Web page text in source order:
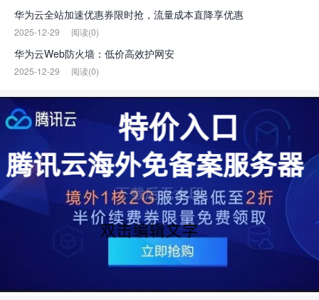
华为云全站加速优惠券限时抢，流量成本直降享优惠
2025-12-29 阅读(0)
华为云Web防火墙：低价高效护网安
2025-12-29 阅读(0)